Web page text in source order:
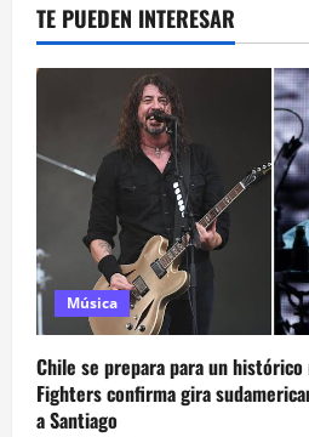
TE PUEDEN INTERESAR
Música
Chile se prepara para un
Fighters confirma gira
a Santiago